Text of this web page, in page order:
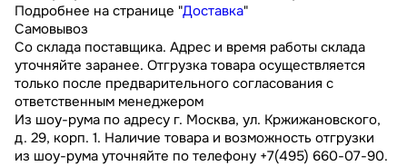
Подробнее на странице "Доставка"
Самовывоз
Со склада поставщика. Адрес и время работы склада
уточняйте заранее. Отгрузка товара осуществляется
только после предварительного согласования с
ответственным менеджером
Из шоу-рума по адресу г. Москва, ул. Кржижановского,
д. 29, корп. 1. Наличие товара и возможность отгрузки
из шоу-рума уточняйте по телефону +7(495) 660-07-90.